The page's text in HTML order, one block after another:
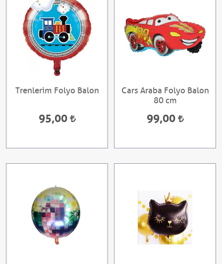
Trenlerim Folyo Balon
95,00
Cars Araba Folyo Balon
80 cm
99,00